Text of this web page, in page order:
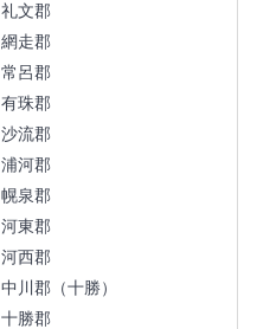
礼文郡
網走郡
常呂郡
有珠郡
沙流郡
浦河郡
幌泉郡
河東郡
河西郡
中川郡（十勝）
十勝郡